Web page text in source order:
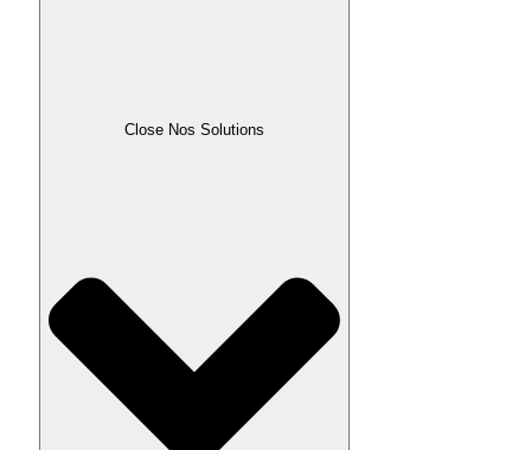
Close Nos Solutions